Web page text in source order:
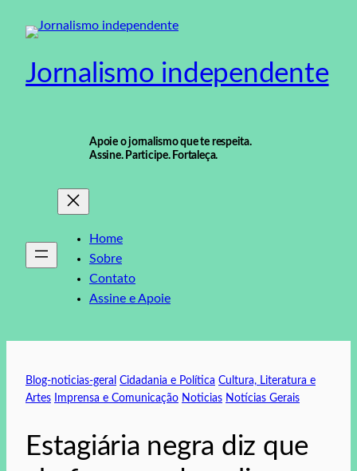
para
conteúdo
Jornalismo independente
Apoie o jornalismo que te respeita.
Assine. Participe. Fortaleça.
Home
Sobre
Contato
Assine e Apoie
Blog-noticias-geral Cidadania e Política Cultura, Literatura e
Artes
Imprensa e Comunicação Noticias Notícias Gerais
Estagiária negra diz que